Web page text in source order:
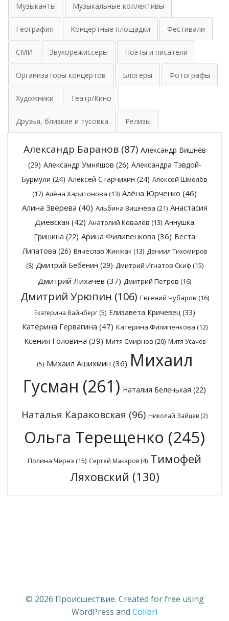
Музыканты Музыкальные коллективы
География Концертные площадки Фестивали
СМИ Звукорежиссёры Поэты и писатели
Организаторы концертов Блогеры Фотографы
Художники Театр/Кино
Друзья, близкие и тусовка Релизы
Александр Баранов(87) Александр Вишнёв
(29) Александр Умняшов (26) Александра Тэвдой-
Бурмули (24) Алексей Старчихин (24) Алексей Шмелёв
(17) Алёна Харитонова (13) Алёна Юрченко (46)
Алина Зверева (40) Альбина Вишнёва (21) Анастасия
Диевская (42) Анатолий Ковалёв (13) Аннушка
Гришина (22) Арина Филипенкова (36) Веста
Липатова (26) Вячеслав Жинжак (13) Даниил Тихомиров
(8) Дмитрий Бебенин (29) Дмитрий Игнатов Скиф (15)
Дмитрий Лихачёв (37) Дмитрий Петров (16)
Дмитрий Урюпин (106) Евгений Чубаров (16)
Екатерина Вайнберг(5) Елизавета Кричевец (33)
Катерина Гервагина (47) Катерина Филипенкова (12)
Ксения Головина (39) Митя Смирнов (20) Митя Усачёв
(5) Михаил Ашихмин (36) Михаил
Гусман (261) Наталия Беленькая (22)
Наталья Караковская (96) Николай Зайцев (2)
Ольга Терещенко (245)
Полина Чернэ (15) Сергей Макаров (4) Тимофей
Ляховский (130)
© 2026 Происшествие. Created for free using
WordPress and Colibri